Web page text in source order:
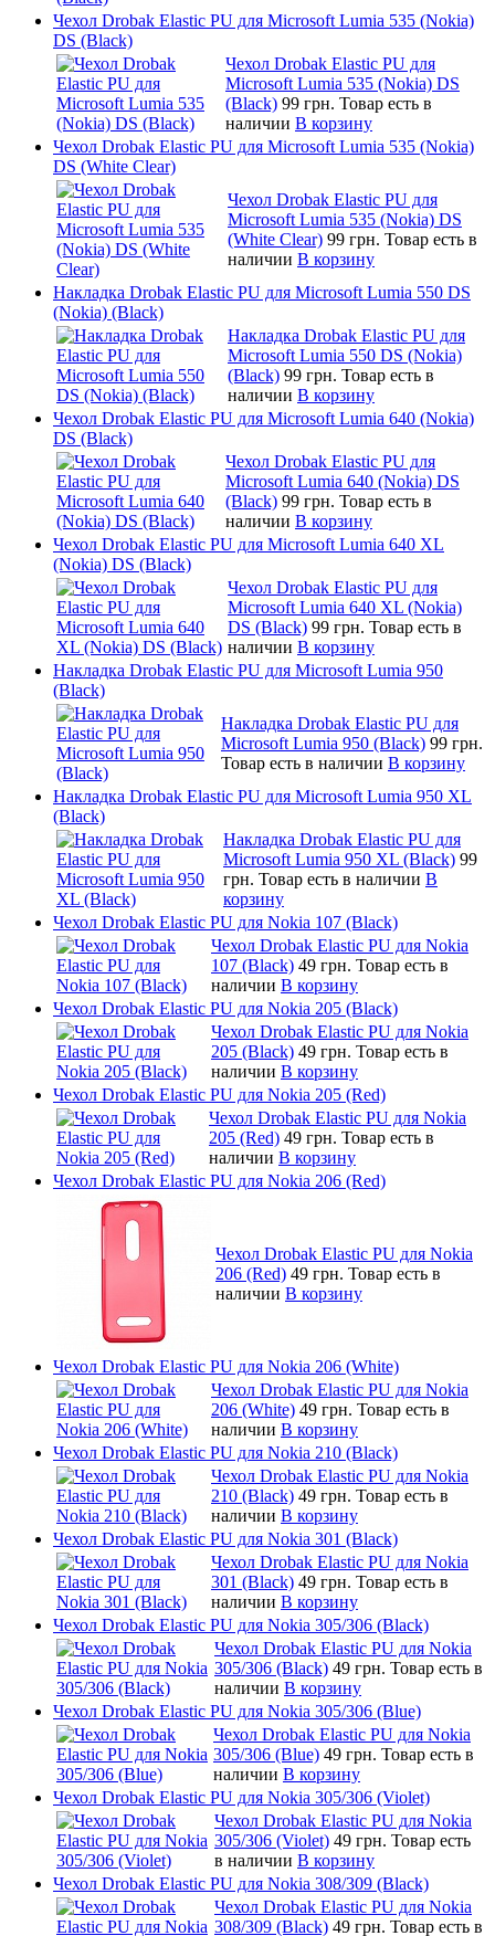
Чехол Drobak Elastic PU для Microsoft Lumia 535 (Nokia)
DS (Black)
Чехол Drobak Elastic PU для
Microsoft Lumia 535 (Nokia) DS
(Black) 99 грн. Товар есть в
наличии В корзину
Чехол Drobak Elastic PU для Microsoft Lumia 535 (Nokia)
DS (White Clear)
Чехол Drobak Elastic PU для
Microsoft Lumia 535 (Nokia) DS
(White Clear) 99 грн. Товар есть в
наличии В корзину
Накладка Drobak Elastic PU для Microsoft Lumia 550 DS
(Nokia) (Black)
Накладка Drobak Elastic PU для
Microsoft Lumia 550 DS (Nokia)
(Black) 99 грн. Товар есть в
наличии В корзину
Чехол Drobak Elastic PU для Microsoft Lumia 640 (Nokia)
DS (Black)
Чехол Drobak Elastic PU для
Microsoft Lumia 640 (Nokia) DS
(Black) 99 грн. Товар есть в
наличии В корзину
Чехол Drobak Elastic PU для Microsoft Lumia 640 XL
(Nokia) DS (Black)
Чехол Drobak Elastic PU для
Microsoft Lumia 640 XL (Nokia)
DS (Black) 99 грн. Товар есть в
наличии В корзину
Накладка Drobak Elastic PU для Microsoft Lumia 950
(Black)
Накладка Drobak Elastic PU для
Microsoft Lumia 950 (Black) 99 грн.
Товар есть в наличии В корзину
Накладка Drobak Elastic PU для Microsoft Lumia 950 XL
(Black)
Накладка Drobak Elastic PU для
Microsoft Lumia 950 XL (Black) 99
грн. Товар есть в наличии В
корзину
Чехол Drobak Elastic PU для Nokia 107 (Black)
Чехол Drobak Elastic PU для Nokia
107 (Black) 49 грн. Товар есть в
наличии В корзину
Чехол Drobak Elastic PU для Nokia 205 (Black)
Чехол Drobak Elastic PU для Nokia
205 (Black) 49 грн. Товар есть в
наличии В корзину
Чехол Drobak Elastic PU для Nokia 205 (Red)
Чехол Drobak Elastic PU для Nokia
205 (Red) 49 грн. Товар есть в
наличии В корзину
Чехол Drobak Elastic PU для Nokia 206 (Red)
Чехол Drobak Elastic PU для Nokia
206 (Red) 49 грн. Товар есть в
наличии В корзину
Чехол Drobak Elastic PU для Nokia 206 (White)
Чехол Drobak Elastic PU для Nokia
206 (White) 49 грн. Товар есть в
наличии В корзину
Чехол Drobak Elastic PU для Nokia 210 (Black)
Чехол Drobak Elastic PU для Nokia
210 (Black) 49 грн. Товар есть в
наличии В корзину
Чехол Drobak Elastic PU для Nokia 301 (Black)
Чехол Drobak Elastic PU для Nokia
301 (Black) 49 грн. Товар есть в
наличии В корзину
Чехол Drobak Elastic PU для Nokia 305/306 (Black)
Чехол Drobak Elastic PU для Nokia
305/306 (Black) 49 грн. Товар есть в
наличии В корзину
Чехол Drobak Elastic PU для Nokia 305/306 (Blue)
Чехол Drobak Elastic PU для Nokia
305/306 (Blue) 49 грн. Товар есть в
наличии В корзину
Чехол Drobak Elastic PU для Nokia 305/306 (Violet)
Чехол Drobak Elastic PU для Nokia
305/306 (Violet) 49 грн. Товар есть
в наличии В корзину
Чехол Drobak Elastic PU для Nokia 308/309 (Black)
Чехол Drobak Elastic PU для Nokia
308/309 (Black) 49 грн. Товар есть в